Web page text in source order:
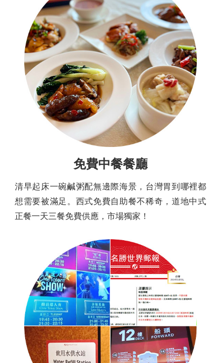
免費中餐餐廳
清早起床一碗鹹粥配無邊際海景，台灣胃到哪裡都
想需要被滿足。西式免費自助餐不稀奇，道地中式
正餐一天三餐免費供應，市場獨家！